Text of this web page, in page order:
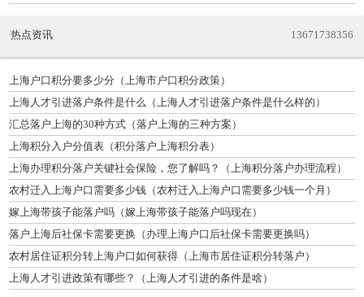
热点资讯 13671738356
上海户口积分要多少分（上海市户口积分政策）
上海人才引进落户条件是什么（上海人才引进落户条件是什么样的）
汇总落户上海的30种方式（落户上海的三种方案）
上海积分入户分值表（积分落户上海积分表）
上海办理积分落户关键社会保险，您了解吗？（上海积分落户办理流程）
农村迁入上海户口需要多少钱（农村迁入上海户口需要多少钱一个月）
嫁上海带孩子能落户吗（嫁上海带孩子能落户吗现在）
落户上海后社保卡需要更换（办理上海户口后社保卡需要更换吗）
农村居住证积分转上海户口如何获得（上海市居住证积分转落户）
上海人才引进政策有哪些？（上海人才引进的条件是啥）